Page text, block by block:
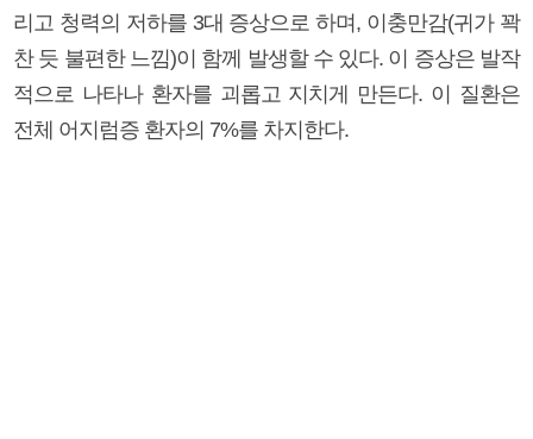
리고 청력의 저하를 3대 증상으로 하며, 이충만감(귀가 꽉
찬 듯 불편한 느낌)이 함께 발생할 수 있다. 이 증상은 발작
적으로 나타나 환자를 괴롭고 지치게 만든다. 이 질환은
전체 어지럼증 환자의 7%를 차지한다.